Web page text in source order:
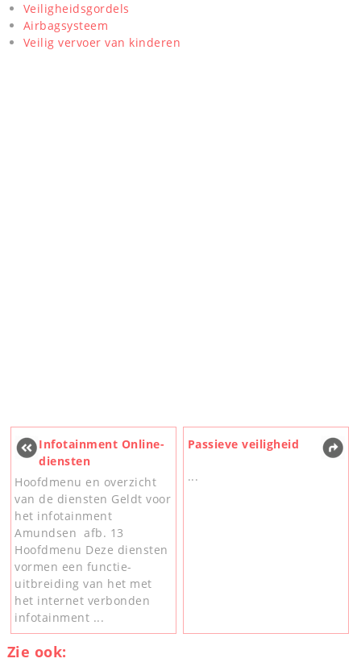
Veiligheidsgordels
Airbagsysteem
Veilig vervoer van kinderen
Infotainment Online-
diensten
Hoofdmenu en overzicht
van de diensten Geldt voor
het infotainment
Amundsen afb. 13
Hoofdmenu Deze diensten
vormen een functie-
uitbreiding van het met
het internet verbonden
infotainment ...
Passieve veiligheid
...
Zie ook: